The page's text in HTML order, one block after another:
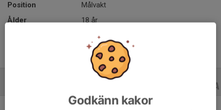
Position
Målvakt
Ålder
18 år
Godkänn kakor